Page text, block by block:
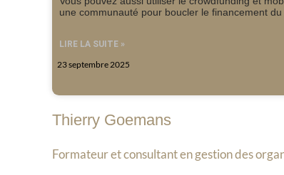
une communauté pour boucler le financement du
LIRE LA SUITE »
23 septembre 2025
Thierry Goemans
Formateur et consultant en gestion des